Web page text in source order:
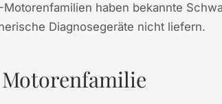
haben bekannte
Diagnosegeräte nicht liefern.